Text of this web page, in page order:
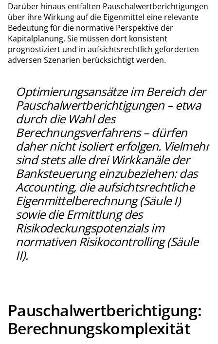
Darüber hinaus entfalten Pauschalwertberichtigungen
über ihre Wirkung auf die Eigenmittel eine relevante
Bedeutung für die normative Perspektive der
Kapitalplanung. Sie müssen dort konsistent
prognostiziert und in aufsichtsrechtlich geforderten
adversen Szenarien berücksichtigt werden.
Optimierungsansätze im Bereich der
Pauschalwertberichtigungen – etwa
durch die Wahl des
Berechnungsverfahrens – dürfen
daher nicht isoliert erfolgen. Vielmehr
sind stets alle drei Wirkkanäle der
Banksteuerung einzubeziehen: das
Accounting, die aufsichtsrechtliche
Eigenmittelberechnung (Säule I)
sowie die Ermittlung des
Risikodeckungspotenzials im
normativen Risikocontrolling (Säule
II).
Pauschalwertberichtigung:
Berechnungskomplexität